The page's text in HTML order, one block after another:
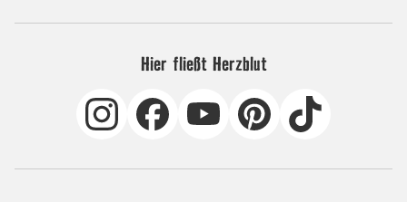
Hier fließt Herzblut